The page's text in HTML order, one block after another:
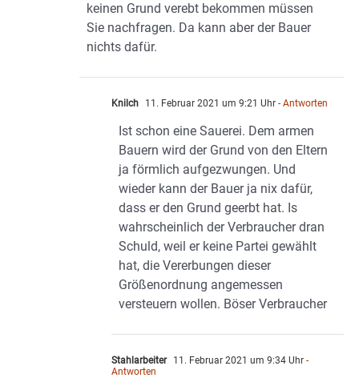
keinen Grund verebt bekommen müssen
Sie nachfragen. Da kann aber der Bauer
nichts dafür.
Knilch 11. Februar 2021 um 9:21 Uhr - Antworten
Ist schon eine Sauerei. Dem armen
Bauern wird der Grund von den Eltern
ja förmlich aufgezwungen. Und
wieder kann der Bauer ja nix dafür,
dass er den Grund geerbt hat. Is
wahrscheinlich der Verbraucher dran
Schuld, weil er keine Partei gewählt
hat, die Vererbungen dieser
Größenordnung angemessen
versteuern wollen. Böser Verbraucher
Stahlarbeiter 11. Februar 2021 um 9:34 Uhr -
Antworten